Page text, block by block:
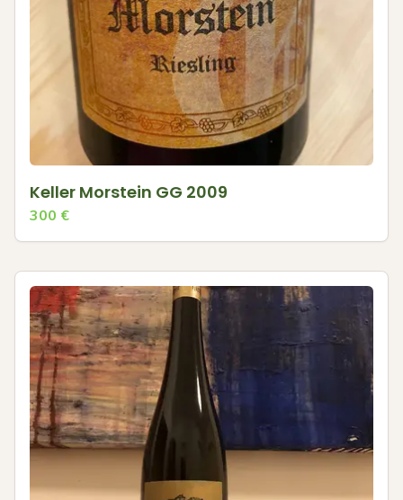
Keller Morstein GG 2009
300 €